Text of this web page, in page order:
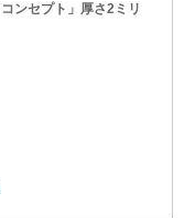
ンセプト」厚さ2ミリ